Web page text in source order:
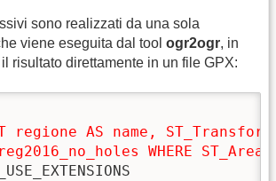
sono realizzati da una sola
viene eseguita dal tool ogr2ogr, in
risultato direttamente in un file GPX:
regione AS name,
WHERE